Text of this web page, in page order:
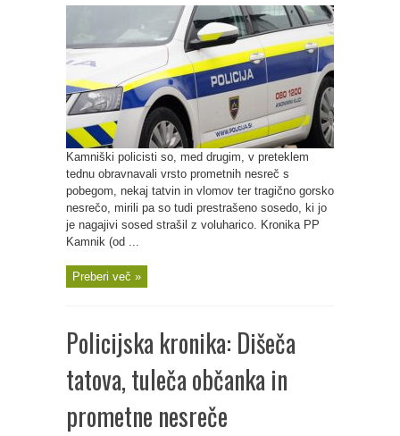
Kamniški policisti so, med drugim, v preteklem
tednu obravnavali vrsto prometnih nesreč s
pobegom, nekaj tatvin in vlomov ter tragično gorsko
nesrečo, mirili pa so tudi prestrašeno sosedo, ki jo
je nagajivi sosed strašil z voluharico. Kronika PP
Kamnik (od ...
Preberi več »
Policijska kronika: Dišeča
tatova, tuleča občanka in
prometne nesreče